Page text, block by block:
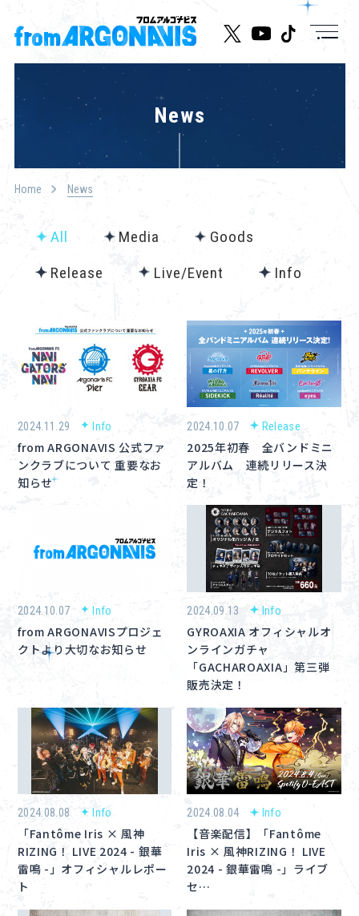
Live/Event
Character
Music
Goods
About
Chronicle
お問い合わせ
News
Home News
All Media
Goods
Release
Live/Event Info
2024.11.29 Info
from ARGONAVIS 公式ファ
ンクラブについて 重要なお
知らせ
2024.10.07 Release
2025年初春 全バンドミニ
アルバム 連続リリース決
定！
2024.10.07 Info
from ARGONAVISプロジェ
クトより大切なお知らせ
2024.09.13 Info
GYROAXIA オフィシャルオ
ンラインガチャ
「GACHAROAXIA」第三弾
販売決定！
2024.08.08 Info
「Fantôme Iris × 風神
RIZING！ LIVE 2024 - 銀華
雷鳴 -」オフィシャルレポー
ト
2024.08.04 Info
【音楽配信】「Fantôme
Iris × 風神RIZING！ LIVE
2024 - 銀華雷鳴 -」ライブ
セ…